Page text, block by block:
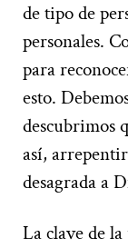
de tipo de
personales.
para
esto.
descubrimos
así,
desagrada a
La clave de